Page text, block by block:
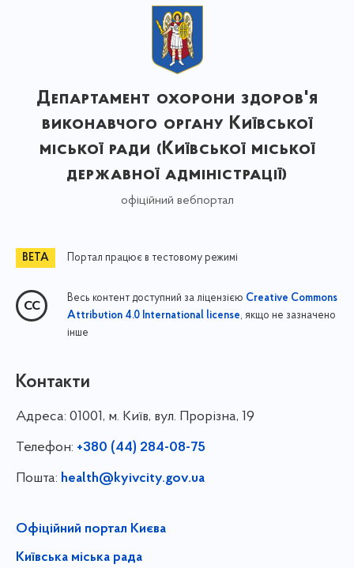
Департамент охорони здоров'я
виконавчого органу Київської
міської ради (Київської міської
державної адміністрації)
офіційний вебпортал
Портал працює в тестовому режимі
Весь контент доступний за ліцензією Creative Commons
Attribution 4.0 International license, якщо не зазначено
інше
Контакти
Адреса: 01001, м. Київ, вул. Прорізна, 19
Телефон: +380 (44) 284-08-75
Пошта: health@kyivcity.gov.ua
Офіційний портал Києва
Київська міська рада